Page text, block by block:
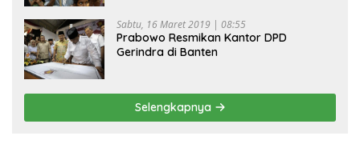
Sabtu, 16 Maret 2019 | 08:55
Prabowo Resmikan Kantor DPD
Gerindra di Banten
Selengkapnya